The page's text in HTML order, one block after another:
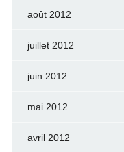
août 2012
juillet 2012
juin 2012
mai 2012
avril 2012